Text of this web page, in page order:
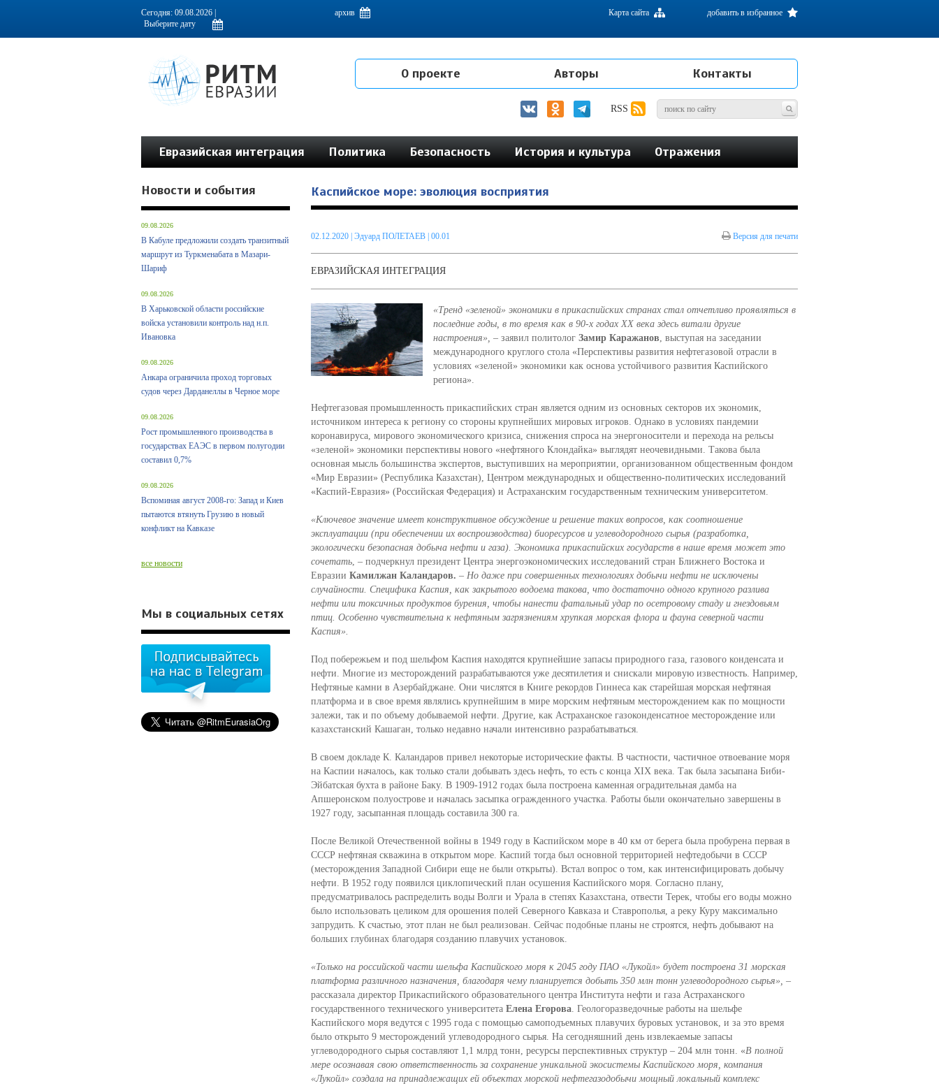
Информационно-аналитическое издание, посвященное актуальным проблемам интеграции на постсоветском пространстве
Сегодня: 09.08.2026 | архив добавить в избранное
Карта сайта
О проекте Авторы Контакты
RSS
Евразийская интеграция Политика Безопасность История и культура Отражения
Каспийское море: эволюция восприятия
02.12.2020| Эдуард ПОЛЕТАЕВ| 00.01 Версия для печати
ЕВРАЗИЙСКАЯ ИНТЕГРАЦИЯ
«Тренд «зеленой» экономики в прикаспийских странах стал отчетливо проявляться в
последние годы, в то время как в 90-х годах ХХ века здесь витали другие
настроения», – заявил политолог Замир Каражанов, выступая на заседании
международного круглого стола «Перспективы развития нефтегазовой отрасли в
условиях «зеленой» экономики как основа устойчивого развития Каспийского
региона».
Нефтегазовая промышленность прикаспийских стран является одним из основных секторов их экономик,
источником интереса к региону со стороны крупнейших мировых игроков. Однако в условиях пандемии
коронавируса, мирового экономического кризиса, снижения спроса на энергоносители и перехода на рельсы
«зеленой» экономики перспективы нового «нефтяного Клондайка» выглядят неочевидными. Такова была
основная мысль большинства экспертов, выступивших на мероприятии, организованном общественным фондом
«Мир Евразии» (Республика Казахстан), Центром международных и общественно-политических исследований
«Каспий-Евразия» (Российская Федерация) и Астраханским государственным техническим университетом.
«Ключевое значение имеет конструктивное обсуждение и решение таких вопросов, как соотношение
эксплуатации (при обеспечении их воспроизводства) биоресурсов и углеводородного сырья (разработка,
экологически безопасная добыча нефти и газа). Экономика прикаспийских государств в наше время может это
сочетать, – подчеркнул президент Центра энергоэкономических исследований стран Ближнего Востока и
Евразии Камилжан Каландаров. – Но даже при совершенных технологиях добычи нефти не исключены
случайности. Специфика Каспия, как закрытого водоема такова, что достаточно одного крупного разлива
нефти или токсичных продуктов бурения, чтобы нанести фатальный удар по осетровому стаду и гнездовьям
птиц. Особенно чувствительна к нефтяным загрязнениям хрупкая морская флора и фауна северной части
Каспия».
Под побережьем и под шельфом Каспия находятся крупнейшие запасы природного газа, газового конденсата и
нефти. Многие из месторождений разрабатываются уже десятилетия и снискали мировую известность. Например,
Нефтяные камни в Азербайджане. Они числятся в Книге рекордов Гиннеса как старейшая морская нефтяная
платформа и в свое время являлись крупнейшим в мире морским нефтяным месторождением как по мощности
залежи, так и по объему добываемой нефти. Другие, как Астраханское газоконденсатное месторождение или
казахстанский Кашаган, только недавно начали интенсивно разрабатываться.
В своем докладе К. Каландаров привел некоторые исторические факты. В частности, частичное отвоевание моря
на Каспии началось, как только стали добывать здесь нефть, то есть с конца XIX века. Так была засыпана Биби-
Эйбатская бухта в районе Баку. В 1909-1912 годах была построена каменная оградительная дамба на
Апшеронском полуострове и началась засыпка огражденного участка. Работы были окончательно завершены в
1927 году, засыпанная площадь составила 300 га.
После Великой Отечественной войны в 1949 году в Каспийском море в 40 км от берега была пробурена первая в
СССР нефтяная скважина в открытом море. Каспий тогда был основной территорией нефтедобычи в СССР
(месторождения Западной Сибири еще не были открыты). Встал вопрос о том, как интенсифицировать добычу
нефти. В 1952 году появился циклопический план осушения Каспийского моря. Согласно плану,
предусматривалось распределить воды Волги и Урала в степях Казахстана, отвести Терек, чтобы его воды можно
было использовать целиком для орошения полей Северного Кавказа и Ставрополья, а реку Куру максимально
запрудить. К счастью, этот план не был реализован. Сейчас подобные планы не строятся, нефть добывают на
больших глубинах благодаря созданию плавучих установок.
«Только на российской части шельфа Каспийского моря к 2045 году ПАО «Лукойл» будет построена 31 морская
платформа различного назначения, благодаря чему планируется добыть 350 млн тонн углеводородного сырья», –
рассказала директор Прикаспийского образовательного центра Института нефти и газа Астраханского
государственного технического университета Елена Егорова. Геологоразведочные работы на шельфе
Каспийского моря ведутся с 1995 года с помощью самоподъемных плавучих буровых установок, и за это время
было открыто 9 месторождений углеводородного сырья. На сегодняшний день извлекаемые запасы
углеводородного сырья составляют 1,1 млрд тонн, ресурсы перспективных структур – 204 млн тонн. «В полной
мере осознавая свою ответственность за сохранение уникальной экосистемы Каспийского моря, компания
«Лукойл» создала на принадлежащих ей объектах морской нефтегазодобычи мощный локальный комплекс
Новости и события
09.08.2026
В Кабуле предложили создать транзитный
маршрут из Туркменабата в Мазари-
Шариф
09.08.2026
В Харьковской области российские
войска установили контроль над н.п.
Ивановка
09.08.2026
Анкара ограничила проход торговых
судов через Дарданеллы в Черное море
09.08.2026
Рост промышленного производства в
государствах ЕАЭС в первом полугодии
составил 0,7%
09.08.2026
Вспоминая август 2008-го: Запад и Киев
пытаются втянуть Грузию в новый
конфликт на Кавказе
все новости
Мы в социальных сетях